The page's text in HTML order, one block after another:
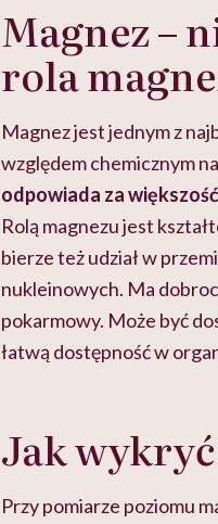
Magnez –
rola
Magnez jest jednym z
względem chemicznym
odpowiada za
Rolą magnezu jest
bierze też udział w
nukleinowych. Ma
pokarmowy. Może być
łatwą dostępność w
Jak
Przy pomiarze poziomu